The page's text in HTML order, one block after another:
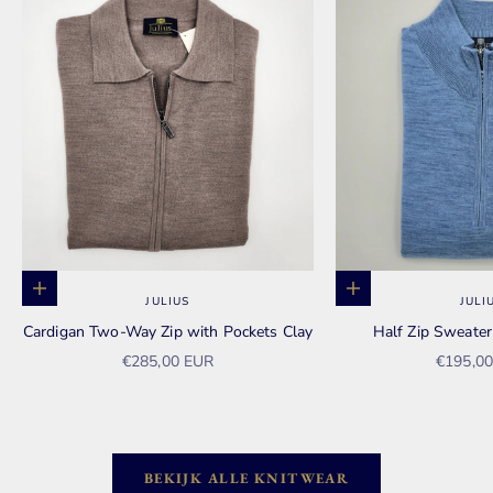
Opties kiezen JULIUS
Cardigan Two-Way Zip with Pockets Clay
Aanbiedingsprijs
€285,00 EUR
Opties kiezen
Half Zip
BEKIJK ALLE KNITWEAR